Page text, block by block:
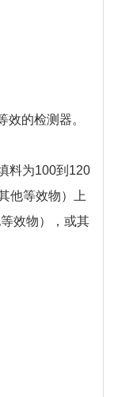
的检测器。
料为100到120
他等效物）上
效物），或其